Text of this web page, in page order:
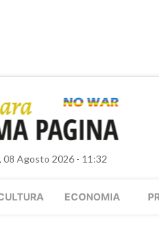
08 Agosto 2026 - 11:32
ECONOMIA